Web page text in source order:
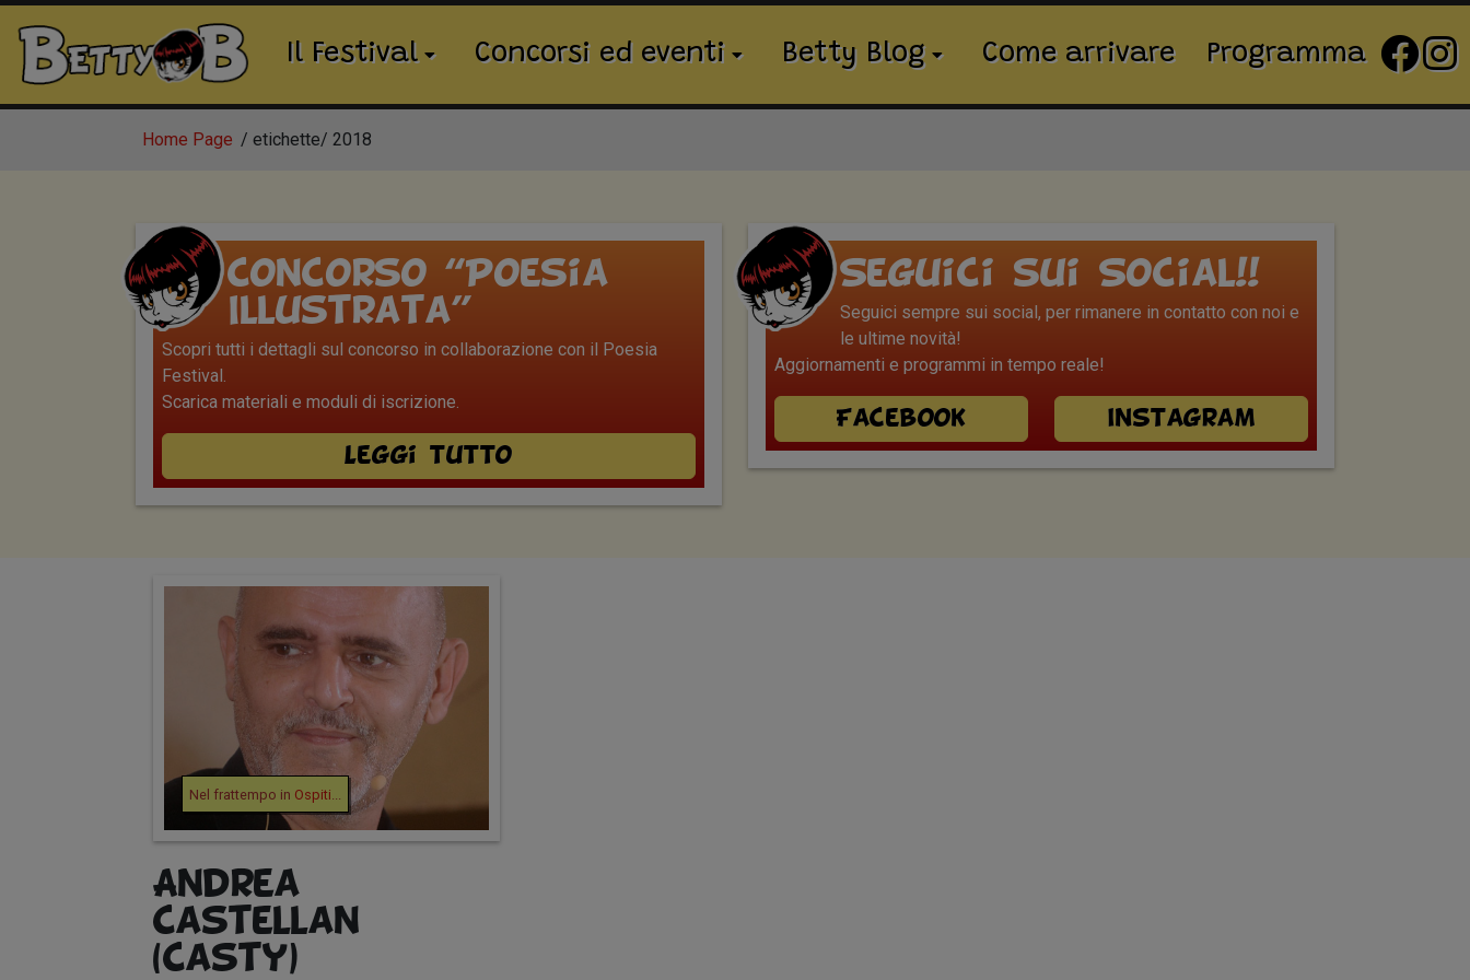
Il Festival Concorsi ed eventi Betty Blog Come arrivare Programma
Home Page etichette 2018
Concorso “Poesia
Illustrata”
Scopri tutti i dettagli sul concorso in collaborazione con il Poesia
Festival.
Scarica materiali e moduli di iscrizione.
Leggi tutto
Seguici sui Social!!
Seguici sempre sui social, per rimanere in contatto con noi e
le ultime novità!
Aggiornamenti e programmi in tempo reale!
Facebook Instagram
Nel frattempo in Ospiti
Andrea
Castellan
(Casty)